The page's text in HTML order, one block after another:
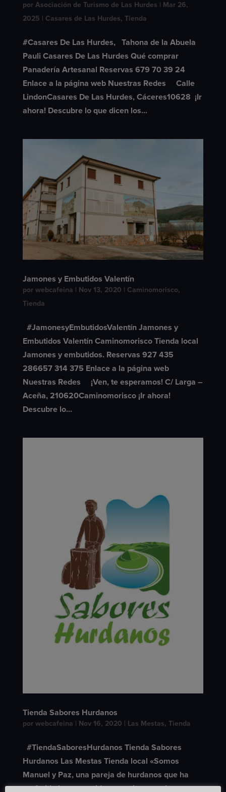
por Asociación de Turismo de Las Hurdes | Mar 26,
2025 | Casares de Las Hurdes, Tienda
#Casares De Las Hurdes, Tahona de la Abuela
Pauli Casares De Las Hurdes Qué comprar
Panadería Artesanal Reservas 679 70 39 24
Enlace a la página web Nuestras Redes Calle
LindonCasares De Las Hurdes, Cáceres10628 ​ ¡Ir
ahora! Descubre lo que dicen los...
Jamones y Embutidos Valentín
por webcafeina | Nov 13, 2020 | Caminomorisco,
Tienda
#JamonesyEmbutidosValentín Jamones y
Embutidos Valentín Caminomorisco Tienda local
Jamones y embutidos. Reservas 927 435
286657 314 375 Enlace a la página web
Nuestras Redes ¡Ven, te esperamos! C/ Larga –
Aceña, 210620Caminomorisco ¡Ir ahora!
Descubre lo...
Tienda Sabores Hurdanos
por webcafeina | Nov 16, 2020 | Las Mestas, Tienda
#TiendaSaboresHurdanos Tienda Sabores
Hurdanos Las Mestas Tienda local «Somos
Manuel y Paz, una pareja de hurdanos que ha
preferido hacer su vida en su tierra, en Las